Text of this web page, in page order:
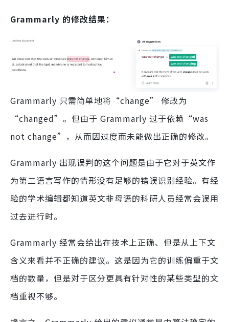
Grammarly 的修改结果：
Grammarly 只需简单地将“change” 修改为
“changed”。但由于 Grammarly 过于依赖“was
not change”，从而因过度而未能做出正确的修改。
Grammarly 出现误判的这个问题是由于它对于英文作
为第二语言写作的情形没有足够的错误识别经验。有经
验的学术编辑都知道英文非母语的科研人员经常会误用
过去进行时。
Grammarly 经常会给出在技术上正确、但是从上下文
含义来看并不正确的建议。这是因为它的训练偏重于文
档的数量，但是对于区分更具有针对性的某些类型的文
档重视不够。